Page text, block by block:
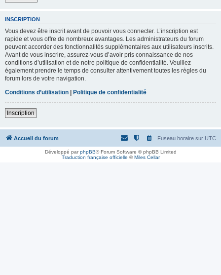
INSCRIPTION
Vous devez être inscrit avant de pouvoir vous connecter. L’inscription est
rapide et vous offre de nombreux avantages. Les administrateurs du forum
peuvent accorder des fonctionnalités supplémentaires aux utilisateurs inscrits.
Avant de vous inscrire, assurez-vous d’avoir pris connaissance de nos
conditions d’utilisation et de notre politique de confidentialité. Veuillez
également prendre le temps de consulter attentivement toutes les règles du
forum lors de votre navigation.
Conditions d’utilisation | Politique de confidentialité
Inscription
Accueil du forum Fuseau horaire sur UTC
Développé parphpBB® Forum Software © phpBB Limited
Traduction française officielle ©Miles Cellar